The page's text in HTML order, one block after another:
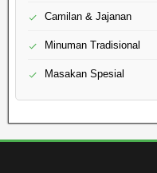
Camilan & Jajanan
Minuman Tradisional
Masakan Spesial